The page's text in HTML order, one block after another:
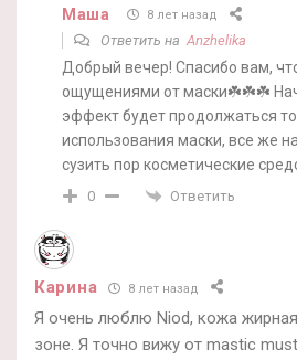
Маша 8 лет назад
Ответить на Anzhelika
Добрый вечер! Спасибо вам,
ощущениями от маски☘️☘️☘️
эффект будет продолжаться
использования маски, все же
сузить пор косметические
0 Ответить
Карина 8 лет назад
Я очень люблю Niod, кожа
зоне. Я точно вижу от mastic